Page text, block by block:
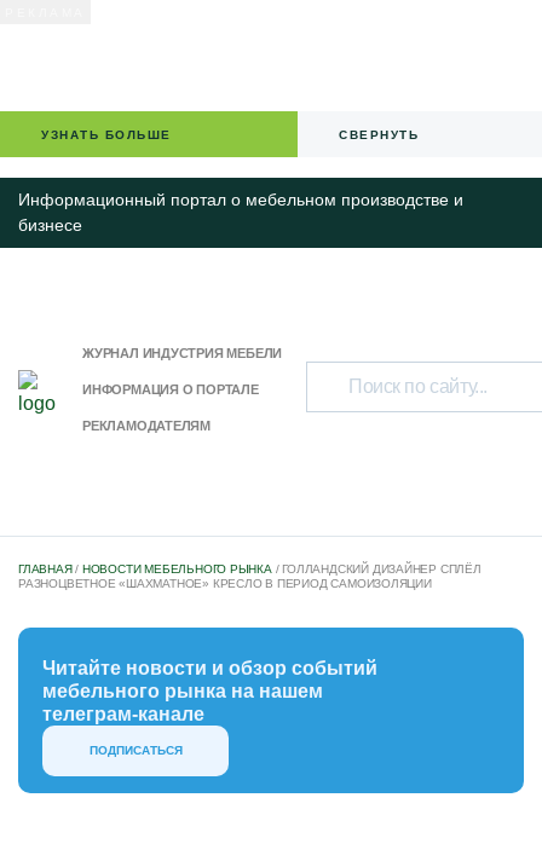
УЗНАТЬ БОЛЬШЕ СВЕРНУТЬ
Информационный портал о мебельном производстве и
бизнесе
ЖУРНАЛ ИНДУСТРИЯ МЕБЕЛИ
ИНФОРМАЦИЯ О ПОРТАЛЕ
РЕКЛАМОДАТЕЛЯМ
ГЛАВНАЯ/ НОВОСТИ МЕБЕЛЬНОГО РЫНКА / ГОЛЛАНДСКИЙ ДИЗАЙНЕР СПЛЁЛ
РАЗНОЦВЕТНОЕ «ШАХМАТНОЕ» КРЕСЛО В ПЕРИОД САМОИЗОЛЯЦИИ
Читайте новости и обзор событий
мебельного рынка на нашем
телеграм-канале
ПОДПИСАТЬСЯ